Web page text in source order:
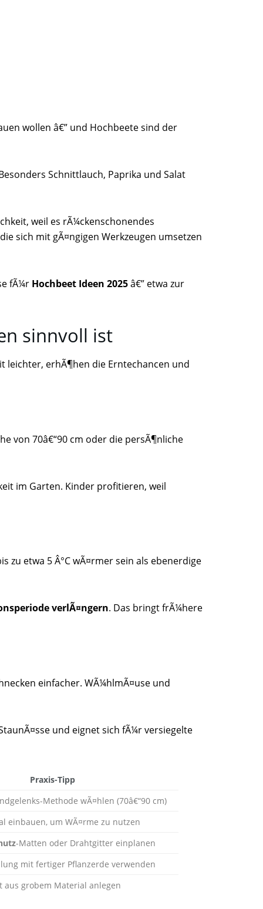
wollen â€” und Hochbeete sind der
Schnittlauch, Paprika und Salat
weil es rÃ¼ckenschonendes
sich mit gÃ¤ngigen Werkzeugen umsetzen
fÃ¼r Hochbeet Ideen 2025â€” etwa zur
sinnvoll ist
leichter, erhÃ¶hen die Erntechancen und
von 70â€“90 cm oder die persÃ¶nliche
im Garten. Kinder profitieren, weil
etwa 5 Â°C wÃ¤rmer sein als ebenerdige
verlÃ¤ngern. Das bringt frÃ¼here
einfacher. WÃ¼hlmÃ¤use und
und eignet sich fÃ¼r versiegelte
Praxis-Tipp
Methode wÃ¤hlen (70â€“90 cm)
einbauen, um WÃ¤rme zu nutzen
-Matten oder Drahtgitter einplanen
mit fertiger Pflanzerde verwenden
aus grobem Material anlegen